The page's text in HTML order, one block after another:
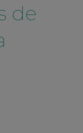
de